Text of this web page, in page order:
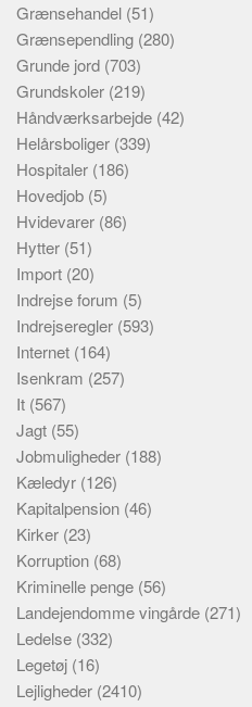
Grænsehandel (51)
Grænsependling (280)
Grunde jord (703)
Grundskoler (219)
Håndværksarbejde (42)
Helårsboliger (339)
Hospitaler (186)
Hovedjob (5)
Hvidevarer (86)
Hytter (51)
Import (20)
Indrejse forum (5)
Indrejseregler (593)
Internet (164)
Isenkram (257)
It (567)
Jagt (55)
Jobmuligheder (188)
Kæledyr (126)
Kapitalpension (46)
Kirker (23)
Korruption (68)
Kriminelle penge (56)
Landejendomme vingårde (271)
Ledelse (332)
Legetøj (16)
Lejligheder (2410)